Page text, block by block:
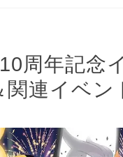
周年記念
連イベン